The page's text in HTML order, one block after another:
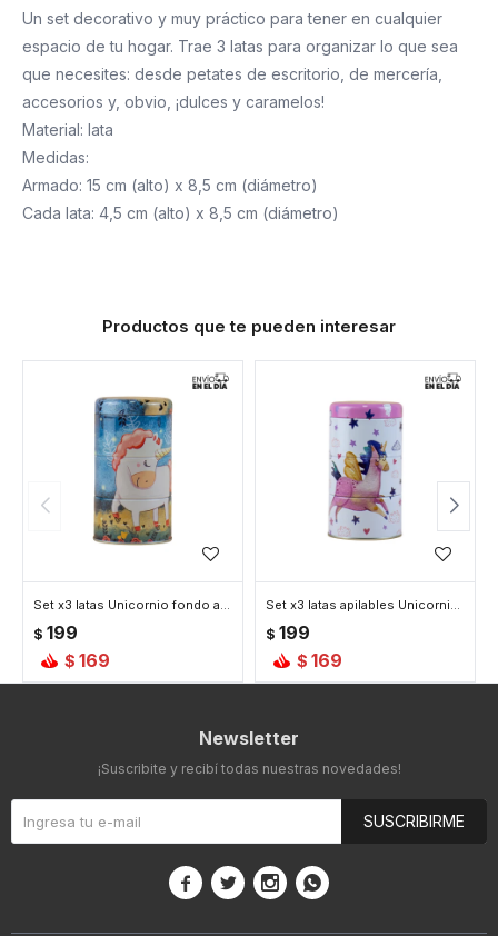
Un set decorativo y muy práctico para tener en cualquier
espacio de tu hogar. Trae 3 latas para organizar lo que sea
que necesites: desde petates de escritorio, de mercería,
accesorios y, obvio, ¡dulces y caramelos!
Material: lata
Medidas:
Armado: 15 cm (alto) x 8,5 cm (diámetro)
Cada lata: 4,5 cm (alto) x 8,5 cm (diámetro)
Productos que te pueden interesar
Set x3 latas Unicornio fondo azul
$ 199
$ 169
Set x3 latas apilables Unicornio fondo blanco
$ 199
$ 169
Newsletter
¡Suscribite y recibí todas nuestras novedades!
SUSCRIBIRME
   